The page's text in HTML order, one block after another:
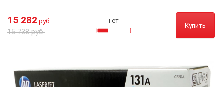
15 282 руб.
15 738 руб.
нет
Купить